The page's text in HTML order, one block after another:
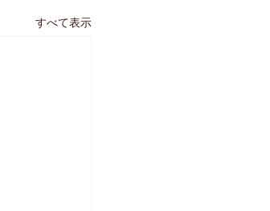
すべて表示